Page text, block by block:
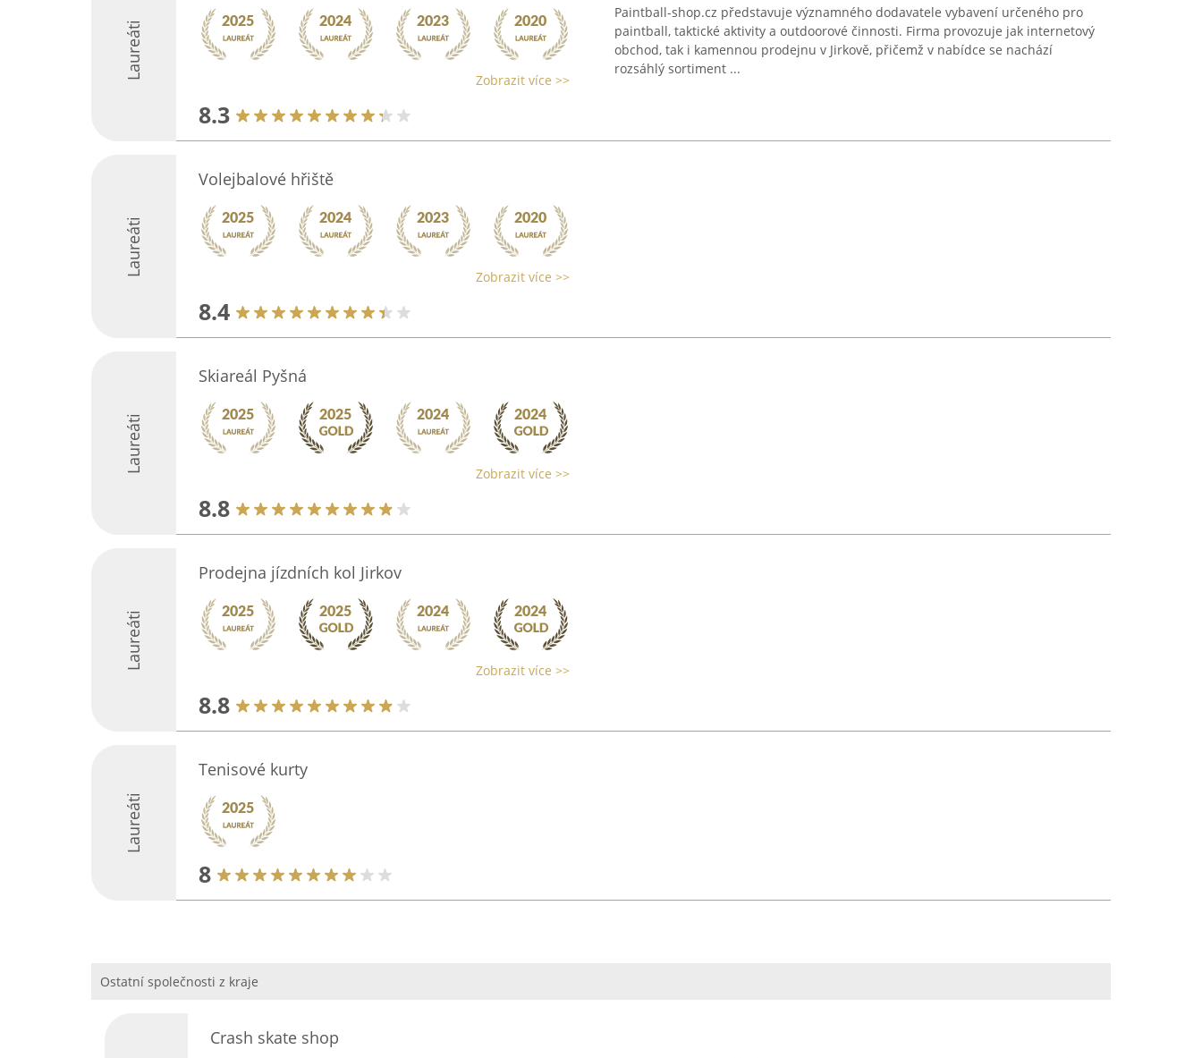
Laureáti Zobrazit více >>
8.3
Paintball-shop.cz představuje významného dodavatele vybavení určeného pro
paintball, taktické aktivity a outdoorové činnosti. Firma provozuje jak internetový
obchod, tak i kamennou prodejnu v Jirkově, přičemž v nabídce se nachází
rozsáhlý sortiment ...
Laureáti
Volejbalové hřiště
Zobrazit více >>
8.4
Laureáti
Skiareál Pyšná
Zobrazit více >>
8.8
Laureáti
Prodejna jízdních kol Jirkov
Zobrazit více >>
8.8
Laureáti
Tenisové kurty
8
Ostatní společnosti z kraje
Crash skate shop